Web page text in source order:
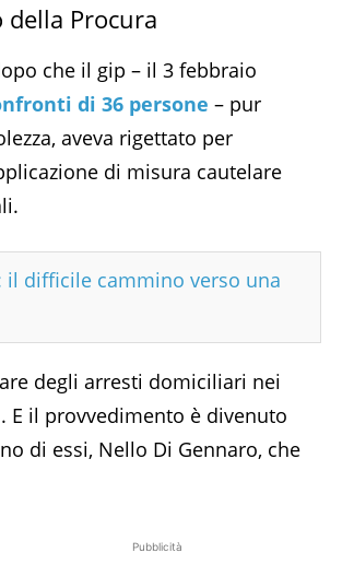
della Procura
che il gip – il 3 febbraio
di 36 persone – pur
aveva rigettato per
di misura cautelare
il difficile cammino verso una
degli arresti domiciliari nei
il provvedimento è divenuto
di essi, Nello Di Gennaro, che
Pubblicità